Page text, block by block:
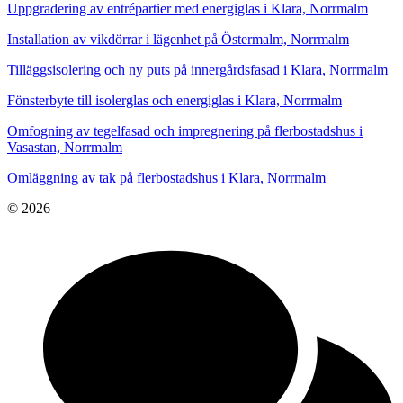
Uppgradering av entrépartier med energiglas i Klara, Norrmalm
Installation av vikdörrar i lägenhet på Östermalm, Norrmalm
Tilläggsisolering och ny puts på innergårdsfasad i Klara, Norrmalm
Fönsterbyte till isolerglas och energiglas i Klara, Norrmalm
Omfogning av tegelfasad och impregnering på flerbostadshus i
Vasastan, Norrmalm
Omläggning av tak på flerbostadshus i Klara, Norrmalm
© 2026